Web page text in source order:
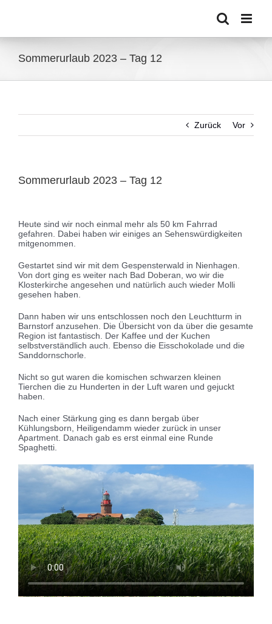
Sommerurlaub 2023 – Tag 12
Zurück Vor
Sommerurlaub 2023 – Tag 12
Bild
Heute sind wir noch einmal mehr als 50 km Fahrrad
gefahren. Dabei haben wir einiges an Sehenswürdigkeiten
mitgenommen.
Gestartet sind wir mit dem Gespensterwald in Nienhagen.
Von dort ging es weiter nach Bad Doberan, wo wir die
Klosterkirche angesehen und natürlich auch wieder Molli
gesehen haben.
Dann haben wir uns entschlossen noch den Leuchtturm in
Barnstorf anzusehen. Die Übersicht von da über die gesamte
Region ist fantastisch. Der Kaffee und der Kuchen
selbstverständlich auch. Ebenso die Eisschokolade und die
Sanddornschorle.
Nicht so gut waren die komischen schwarzen kleinen
Tierchen die zu Hunderten in der Luft waren und gejuckt
haben.
Nach einer Stärkung ging es dann bergab über
Kühlungsborn, Heiligendamm wieder zurück in unser
Apartment. Danach gab es erst einmal eine Runde
Spaghetti.